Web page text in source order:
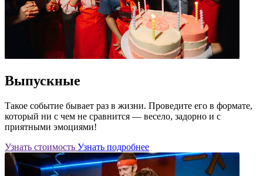
Выпускные
Такое событие бывает раз в жизни. Проведите его в формате,
который ни с чем не сравнится — весело, задорно и с
приятными эмоциями!
Узнать стоимость Узнать подробнее